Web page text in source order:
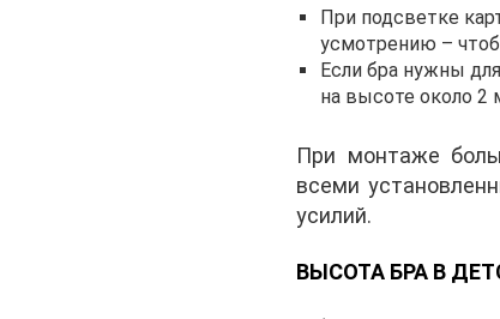
При подсветке
усмотрению –
Если бра нужны
на высоте около 2
При монтаже
всеми
усилий.
ВЫСОТА БРА В